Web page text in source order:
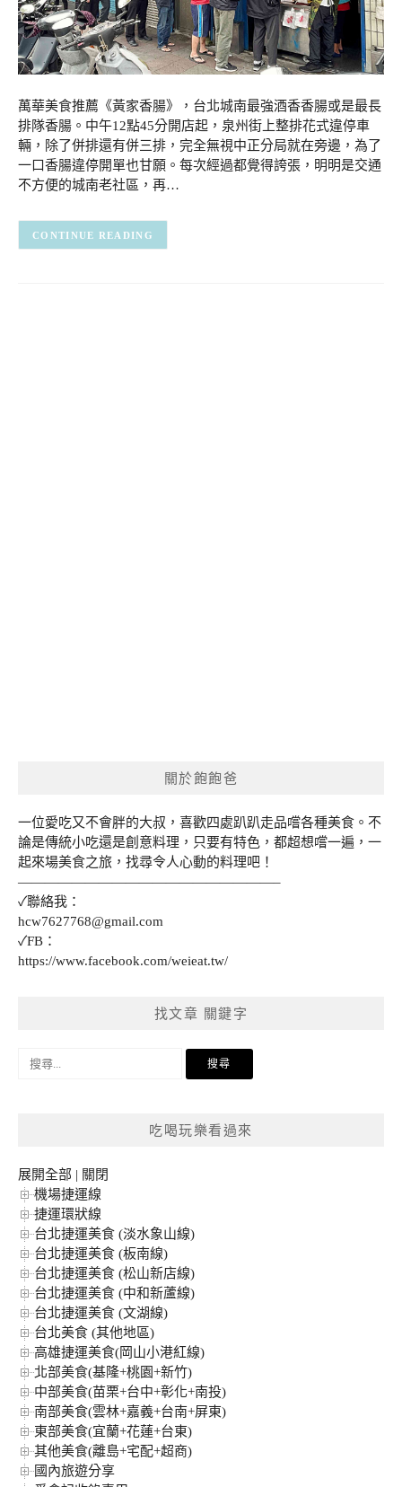
萬華美食推薦《黃家香腸》，台北城南最強酒香香腸或是最長
排隊香腸。中午12點45分開店起，泉州街上整排花式違停車
輛，除了併排還有併三排，完全無視中正分局就在旁邊，為了
一口香腸違停開單也甘願。每次經過都覺得誇張，明明是交通
不方便的城南老社區，再…
CONTINUE READING
關於飽飽爸
一位愛吃又不會胖的大叔，喜歡四處趴趴走品嚐各種美食。不
論是傳統小吃還是創意料理，只要有特色，都超想嚐一遍，一
起來場美食之旅，找尋令人心動的料理吧！
———————————————————–
✓聯絡我：
hcw7627768@gmail.com
✓FB：
https://www.facebook.com/weieat.tw/
找文章 關鍵字
搜
吃喝玩樂看過來
展開全部 | 關閉
機場捷運線
捷運環狀線
台北捷運美食 (淡水象山線)
台北捷運美食 (板南線)
台北捷運美食 (松山新店線)
台北捷運美食 (中和新蘆線)
台北捷運美食 (文湖線)
台北美食 (其他地區)
高雄捷運美食(岡山小港紅線)
北部美食(基隆+桃園+新竹)
中部美食(苗栗+台中+彰化+南投)
南部美食(雲林+嘉義+台南+屏東)
東部美食(宜蘭+花蓮+台東)
其他美食(離島+宅配+超商)
國內旅遊分享